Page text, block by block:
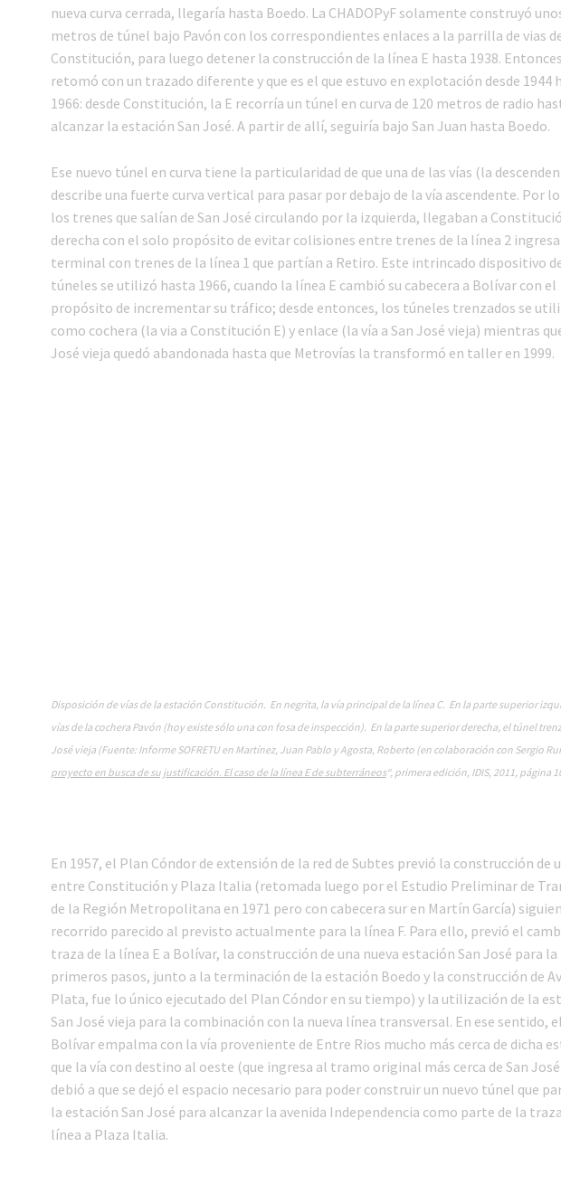
nueva curva cerrada, llegaría hasta Boedo. La CHADOPyF solamente construyó
metros de túnel bajo Pavón con los correspondientes enlaces a la parrilla de vias
Constitución, para luego detener la construcción de la línea E hasta 1938.
retomó con un trazado diferente y que es el que estuvo en explotación desde 1944
1966: desde Constitución, la E recorría un túnel en curva de 120 metros de radio
alcanzar la estación San José. A partir de allí, seguiría bajo San Juan hasta Boedo.
Ese nuevo túnel en curva tiene la particularidad de que una de las vías (la
describe una fuerte curva vertical para pasar por debajo de la vía ascendente. Por
los trenes que salían de San José circulando por la izquierda, llegaban a
derecha con el solo propósito de evitar colisiones entre trenes de la línea 2
terminal con trenes de la línea 1 que partían a Retiro. Este intrincado dispositivo
túneles se utilizó hasta 1966, cuando la línea E cambió su cabecera a Bolívar con el
propósito de incrementar su tráfico; desde entonces, los túneles trenzados se
como cochera (la via a Constitución E) y enlace (la vía a San José vieja) mientras
José vieja quedó abandonada hasta que Metrovías la transformó en taller en 1999.
Disposición de vías de la estación Constitución. En negrita, la vía principal de la línea C. En la parte superior
vías de la cochera Pavón (hoy existe sólo una con fosa de inspección). En la parte superior derecha, el túnel
José vieja (Fuente: Informe SOFRETU en Martínez, Juan Pablo y Agosta, Roberto (en colaboración con Sergio
proyecto en busca de su justificación. El caso de la línea E de subterráneos“, primera edición, IDIS, 2011, página
En 1957, el Plan Cóndor de extensión de la red de Subtes previó la construcción de
entre Constitución y Plaza Italia (retomada luego por el Estudio Preliminar de
de la Región Metropolitana en 1971 pero con cabecera sur en Martín García)
recorrido parecido al previsto actualmente para la línea F. Para ello, previó el
traza de la línea E a Bolívar, la construcción de una nueva estación San José para la
primeros pasos, junto a la terminación de la estación Boedo y la construcción de
Plata, fue lo único ejecutado del Plan Cóndor en su tiempo) y la utilización de la
San José vieja para la combinación con la nueva línea transversal. En ese sentido,
Bolívar empalma con la vía proveniente de Entre Rios mucho más cerca de dicha
que la vía con destino al oeste (que ingresa al tramo original más cerca de San
debió a que se dejó el espacio necesario para poder construir un nuevo túnel que
la estación San José para alcanzar la avenida Independencia como parte de la
línea a Plaza Italia.